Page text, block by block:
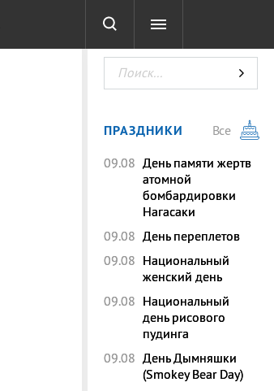
ТЕСТЫ
ПРАЗДНИКИ
Все
09.08 День памяти жертв
атомной
бомбардировки
Нагасаки
09.08 День переплетов
09.08 Национальный
женский день
09.08 Национальный
день рисового
пудинга
09.08 День Дымняшки
(Smokey Bear Day)